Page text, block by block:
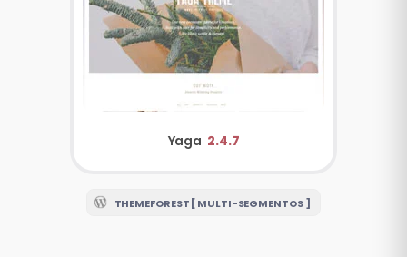
Yaga 2.4.7
THEMEFOREST [ MULTI-SEGMENTOS ]